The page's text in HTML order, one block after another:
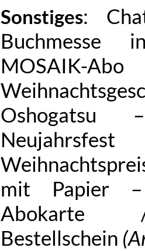
Sonstiges:
Oshogatsu
mit Papier
Abokarte /
Bestellschein